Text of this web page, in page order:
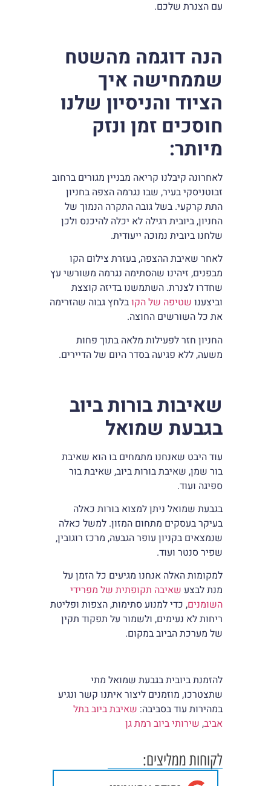
עם הצנרת שלכם.
הנה דוגמה מהשטח
שממחישה איך
הציוד והניסיון שלנו
חוסכים זמן ונזק
מיותר:
לאחרונה קיבלנו קריאה מבניין מגורים ברחוב
זבוטניסקי בעיר, שבו נגרמה הצפה בחניון
התת קרקעי. בשל גובה התקרה הנמוך של
החניון, ביובית רגילה לא יכלה להיכנס ולכן
שלחנו ביובית נמוכה ייעודית.
לאחר שאיבת ההצפה, בעזרת צילום הקו
מבפנים, זיהינו שהסתימה נגרמה משורשי עץ
שחדרו לצנרת. השתמשנו בדיזה קוצצת
וביצענו שטיפה של הקובלחץ גבוה שהזרימה
את כל השורשים החוצה.
החניון חזר לפעילות מלאה בתוך פחות
משעה, ללא פגיעה בסדר היום של הדיירים.
שאיבות בורות ביוב
בגבעת שמואל
עוד היבט שאנחנו מתמחים בו הוא שאיבת
בור שמן, שאיבת בורות ביוב, שאיבת בור
ספיגה ועוד.
בגבעת שמואל ניתן למצוא בורות כאלה
בעיקר בעסקים מתחום המזון. למשל כאלה
שנמצאים בקניון עופר הגבעה, מרכז רוגובין,
שפיר סנטר ועוד.
למקומות האלה אנחנו מגיעים כל הזמן על
מנת לבצע שאיבה תקופתית של מפרידי
השומנים, כדי למנוע סתימות, הצפות ופליטת
ריחות לא נעימים, ולשמור על תפקוד תקין
של מערכת הביוב במקום.
להזמנת ביובית בגבעת שמואל מתי
שתצטרכו, מוזמנים ליצור איתנו קשר ונגיע
במהירות עוד בסביבה: שאיבת ביוב בתל
אביב, שירותי ביוב רמת גן
לקוחות ממליצים: